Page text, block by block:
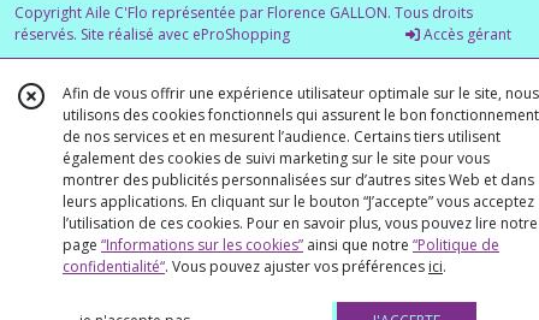
Copyright Aile C'Flo représentée par Florence GALLON. Tous droits
réservés. Site réalisé avec eProShopping Accès gérant
Afin de vous offrir une expérience utilisateur optimale sur le site, nous
utilisons des cookies fonctionnels qui assurent le bon fonctionnement
de nos services et en mesurent l’audience. Certains tiers utilisent
également des cookies de suivi marketing sur le site pour vous
montrer des publicités personnalisées sur d’autres sites Web et dans
leurs applications. En cliquant sur le bouton “J’accepte” vous acceptez
l’utilisation de ces cookies. Pour en savoir plus, vous pouvez lire notre
page “Informations sur les cookies” ainsi que notre “Politique de
confidentialité“. Vous pouvez ajuster vos préférences ici.